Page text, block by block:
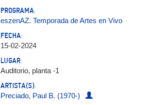
PROGRAMA:
eszenAZ. Temporada de Artes en Vivo
FECHA:
15-02-2024
LUGAR:
Auditorio, planta -1
ARTISTA(S):
Preciado, Paul B. (1970-)